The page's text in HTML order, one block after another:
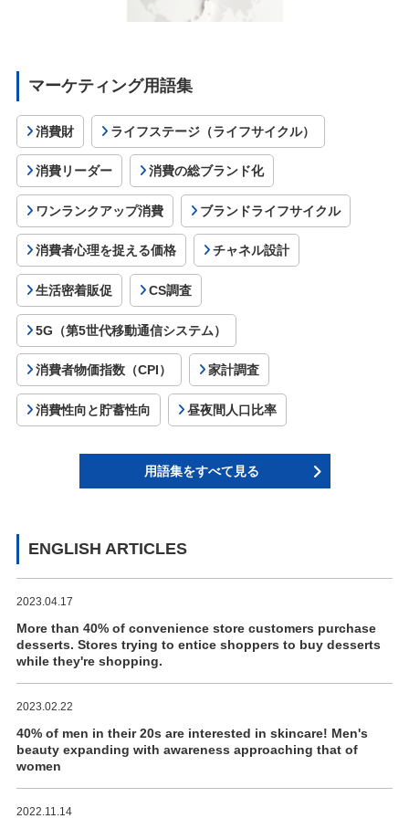
マーケティング用語集
消費財 ライフステージ（ライフサイクル）
消費リーダー 消費の総ブランド化
ワンランクアップ消費 ブランドライフサイクル
消費者心理を捉える価格 チャネル設計
生活密着販促 CS調査
5G（第5世代移動通信システム）
消費者物価指数（CPI） 家計調査
消費性向と貯蓄性向 昼夜間人口比率
用語集をすべて見る
ENGLISH ARTICLES
2023.04.17
More than 40% of convenience store customers purchase
desserts. Stores trying to entice shoppers to buy desserts
while they're shopping.
2023.02.22
40% of men in their 20s are interested in skincare! Men's
beauty expanding with awareness approaching that of
women
2022.11.14